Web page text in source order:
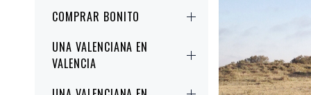
COMPRAR BONITO
UNA VALENCIANA EN
VALENCIA